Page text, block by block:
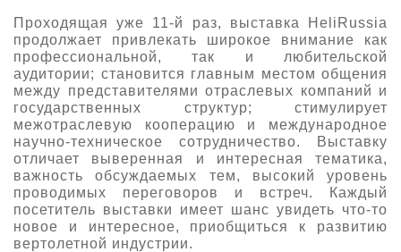
Проходящая уже 11-й раз, выставка HeliRussia
продолжает привлекать широкое внимание как
профессиональной, так и любительской
аудитории; становится главным местом общения
между представителями отраслевых компаний и
государственных структур; стимулирует
межотраслевую кооперацию и международное
научно-техническое сотрудничество. Выставку
отличает выверенная и интересная тематика,
важность обсуждаемых тем, высокий уровень
проводимых переговоров и встреч. Каждый
посетитель выставки имеет шанс увидеть что-то
новое и интересное, приобщиться к развитию
вертолетной индустрии.